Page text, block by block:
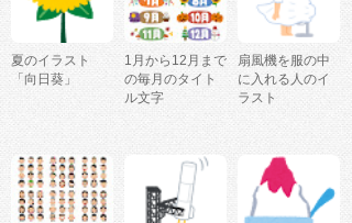
夏のイラスト
「向日葵」
1月から12月まで
の毎月のタイト
ル文字
扇風機を服の中
に入れる人のイ
ラスト